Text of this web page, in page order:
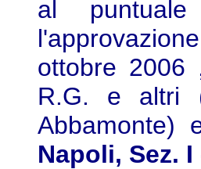
al
ottobre 2006
R.G. e altri
Abbamonte)
Napoli, Sez.